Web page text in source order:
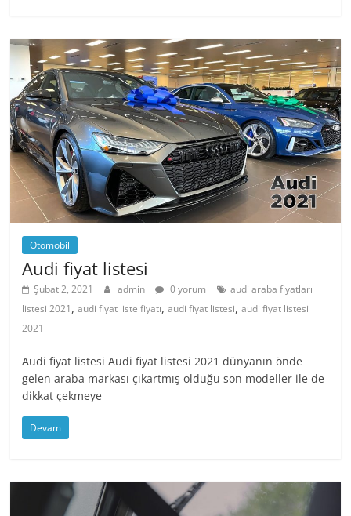
Otomobil
Audi fiyat listesi
Şubat 2, 2021 admin 0 yorum
audi araba fiyatları
listesi 2021,audi fiyat liste fiyatı,audi fiyat listesi,audi fiyat listesi
2021
Audi fiyat listesi Audi fiyat listesi 2021 dünyanın önde
gelen araba markası çıkartmış olduğu son modeller ile de
dikkat çekmeye
Devam